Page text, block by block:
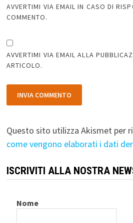
AVVERTIMI VIA EMAIL IN CASO DI
COMMENTO.
AVVERTIMI VIA EMAIL ALLA
ARTICOLO.
Questo sito utilizza Akismet per
come vengono elaborati i dati
ISCRIVITI ALLA NOSTRA
Nome